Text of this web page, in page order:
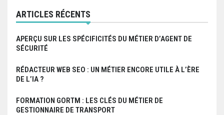
t
i
c
l
ARTICLES RÉCENTS
APERÇU SUR LES SPÉCIFICITÉS DU MÉTIER D’AGENT DE
SÉCURITÉ
RÉDACTEUR WEB SEO : UN MÉTIER ENCORE UTILE À L’ÈRE
DE L’IA ?
FORMATION GORTM : LES CLÉS DU MÉTIER DE
GESTIONNAIRE DE TRANSPORT